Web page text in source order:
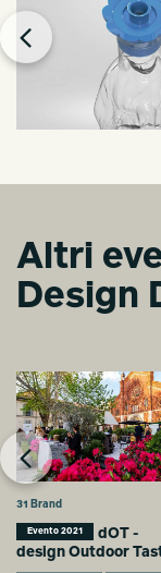
Altri
Design
31 Brand
Evento 2021
dOT -
design Outdoor